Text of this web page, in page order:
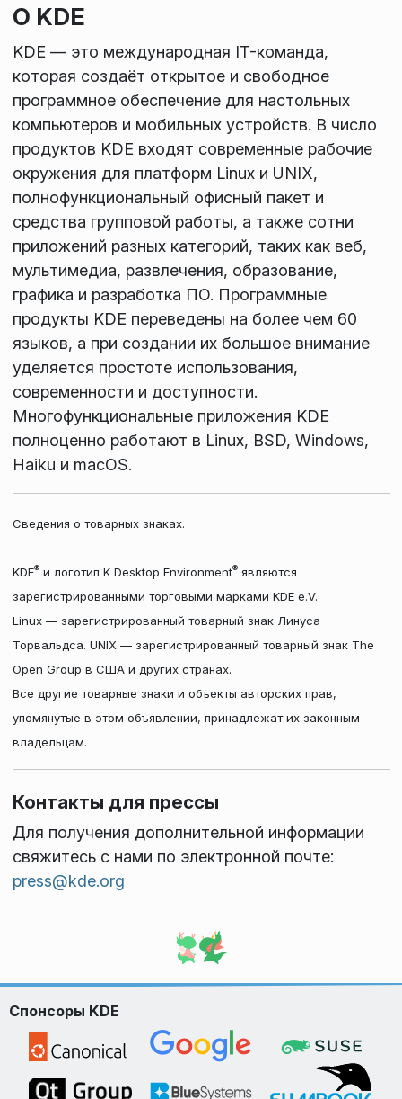
О KDE
KDE — это международная IT-команда,
которая создаёт открытое и свободное
программное обеспечение для настольных
компьютеров и мобильных устройств. В число
продуктов KDE входят современные рабочие
окружения для платформ Linux и UNIX,
полнофункциональный офисный пакет и
средства групповой работы, а также сотни
приложений разных категорий, таких как веб,
мультимедиа, развлечения, образование,
графика и разработка ПО. Программные
продукты KDE переведены на более чем 60
языков, а при создании их большое внимание
уделяется простоте использования,
современности и доступности.
Многофункциональные приложения KDE
полноценно работают в Linux, BSD, Windows,
Haiku и macOS.
Сведения о товарных знаках.
KDE®и логотип K Desktop Environment®являются
зарегистрированными торговыми марками KDE e.V.
Linux — зарегистрированный товарный знак Линуса
Торвальдса. UNIX — зарегистрированный товарный знак The
Open Group в США и других странах.
Все другие товарные знаки и объекты авторских прав,
упомянутые в этом объявлении, принадлежат их законным
владельцам.
Контакты для прессы
Для получения дополнительной информации
свяжитесь с нами по электронной почте:
press@kde.org
Спонсоры KDE